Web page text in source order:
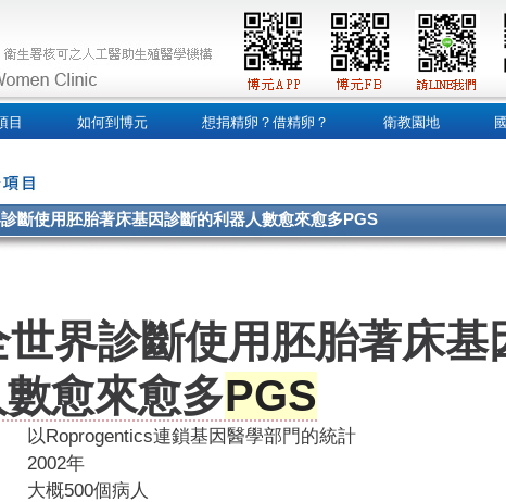
目 如何到博元 想捐精卵？借精卵？ 衛教園地
斷使用胚胎著床基因診斷的利器人數愈來愈多PGS
世界診斷使用胚胎著床基
數愈來愈多PGS
以Roprogentics連鎖基因醫學部門的統計
2002年
大概500個病人